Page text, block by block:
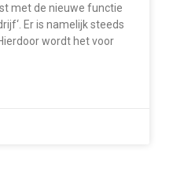
met de nieuwe functie
Er is namelijk steeds
wordt het voor